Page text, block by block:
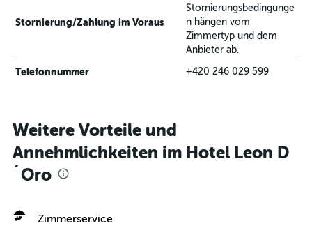
Stornierung/Zahlung im Voraus
Stornierungsbedingunge
n hängen vom
Zimmertyp und dem
Anbieter ab.
Telefonnummer +420 246 029 599
Weitere Vorteile und
Annehmlichkeiten im Hotel Leon D
´Oro
Zimmerservice